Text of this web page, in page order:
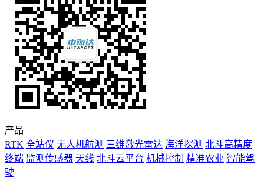
产品
RTK 全站仪 无人机航测 三维激光雷达 海洋探测 北斗高精度
终端 监测传感器 天线 北斗云平台 机械控制 精准农业 智能驾
驶